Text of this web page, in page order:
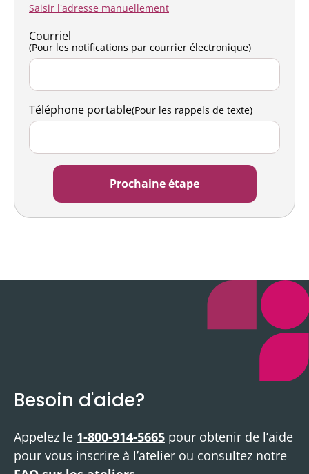
Saisir l'adresse manuellement
Courriel
(Pour les notifications par courrier électronique)
Téléphone portable(Pour les rappels de texte)
Besoin d'aide?
Appelez le 1-800-914-5665 pour obtenir de l’aide
pour vous inscrire à l’atelier ou consultez notre